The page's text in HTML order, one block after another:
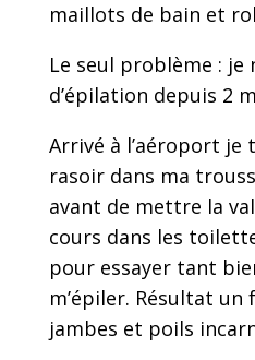
maillots de bain et
Le seul problème : je
d’épilation depuis 2
Arrivé à l’aéroport je
rasoir dans ma
avant de mettre la
cours dans les
pour essayer tant
m’épiler. Résultat
jambes et poils